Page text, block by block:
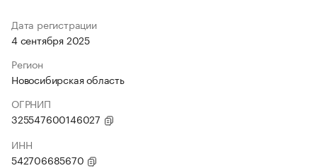
Дата регистрации
4 сентября 2025
Регион
Новосибирская область
ОГРНИП
325547600146027
ИНН
542706685670